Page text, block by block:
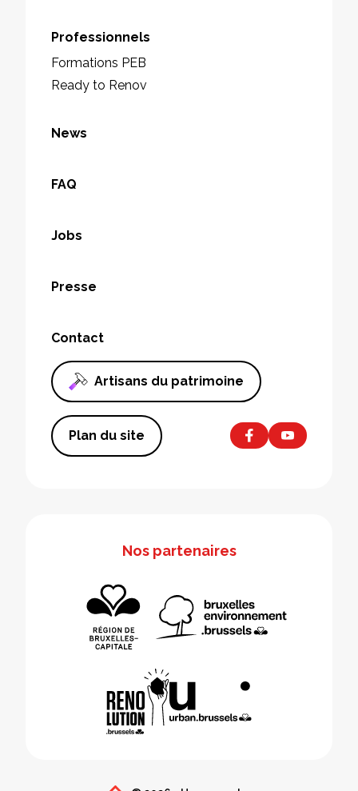
Professionnels
Formations PEB
Ready to Renov
News
FAQ
Jobs
Presse
Contact
Artisans du patrimoine
Plan du site
Nos partenaires